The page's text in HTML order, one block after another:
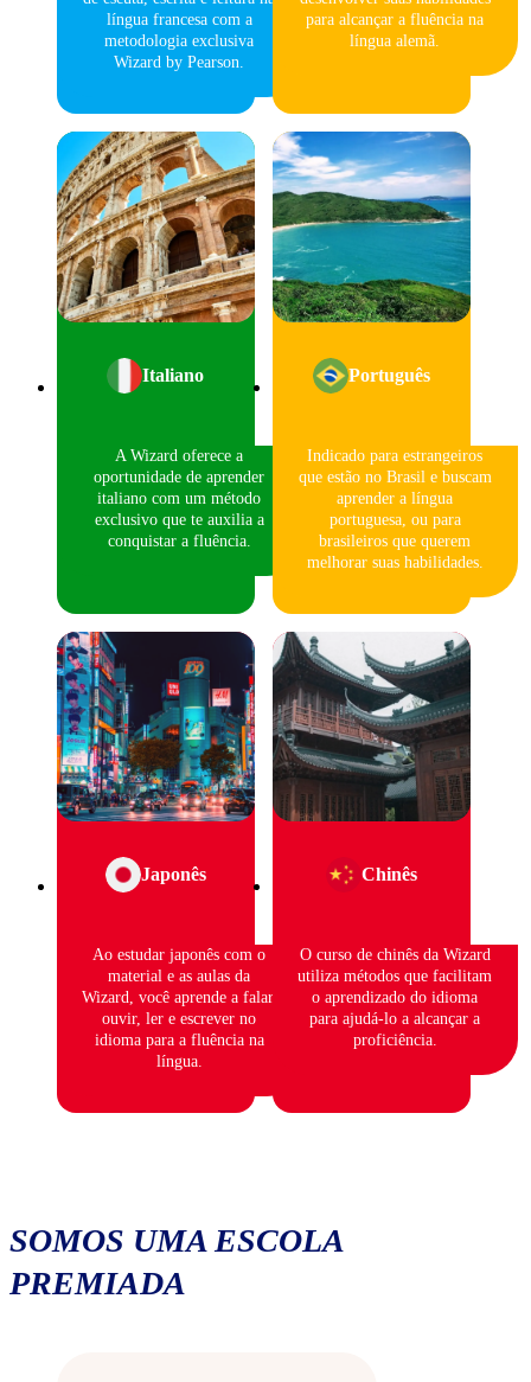
língua francesa com a
metodologia exclusiva
Wizard by Pearson.
para alcançar a fluência na
língua alemã.
Italiano
A Wizard oferece a
oportunidade de aprender
italiano com um método
exclusivo que te auxilia a
conquistar a fluência.
Português
Indicado para estrangeiros
que estão no Brasil e buscam
aprender a língua
portuguesa, ou para
brasileiros que querem
melhorar suas habilidades.
Japonês
Ao estudar japonês com o
material e as aulas da
Wizard, você aprende a falar,
ouvir, ler e escrever no
idioma para a fluência na
língua.
Chinês
O curso de chinês da Wizard
utiliza métodos que facilitam
o aprendizado do idioma
para ajudá-lo a alcançar a
proficiência.
SOMOS UMA ESCOLA
PREMIADA